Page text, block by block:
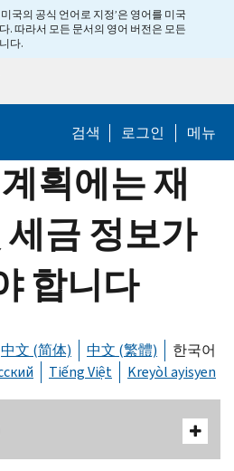
국의 공식 언어로 지정’은 영어를 미국
. 따라서 모든 문서의 영어 버전은 모든
다.
검색 로그인 메뉴
획에는 재
세금 정보가
합니다
中文 (简体) 中文 (繁體)
한국어
Tiếng Việt Kreyòl ayisyen